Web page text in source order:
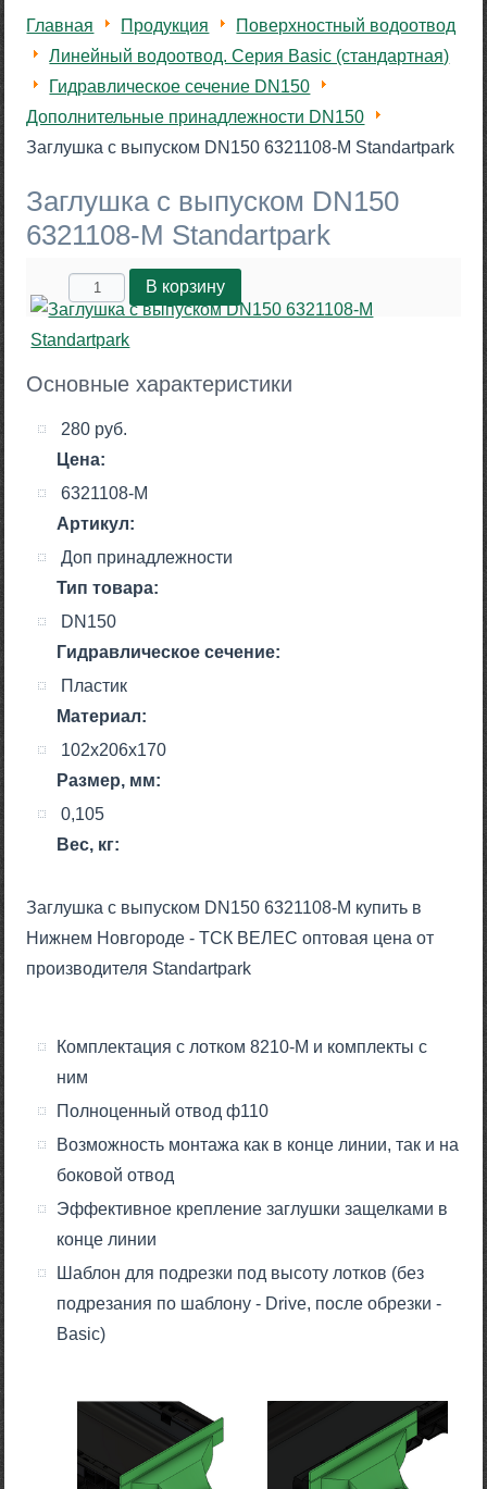
Главная Продукция
Поверхностный водоотвод
Линейный водоотвод. Серия Basic (стандартная)
Гидравлическое сечение DN150
Дополнительные принадлежности DN150
Заглушка с выпуском DN150 6321108-М Standartpark
Заглушка с выпуском DN150
6321108-М Standartpark
Основные характеристики
Цена:
280 руб.
Артикул:
6321108-М
Тип товара:
Доп принадлежности
Гидравлическое сечение:
DN150
Материал:
Пластик
Размер, мм:
102х206х170
Вес, кг:
0,105
Заглушка с выпуском DN150 6321108-М купить в
Нижнем Новгороде - ТСК ВЕЛЕС оптовая цена от
производителя Standartpark
Комплектация с лотком 8210-М и комплекты с
ним
Полноценный отвод ф110
Возможность монтажа как в конце линии, так и на
боковой отвод
Эффективное крепление заглушки защелками в
конце линии
Шаблон для подрезки под высоту лотков (без
подрезания по шаблону - Drive, после обрезки -
Basic)